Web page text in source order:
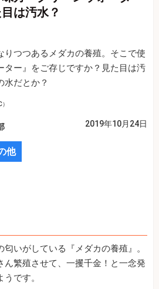
は汚水？
りつつあるメダカの養殖。そこで使
ター』をご存じですか？見た目は汚
水だとか？
2019年10月24日
他
いがしている『メダカの養殖』。
ん繁殖させて、一攫千金！と一念発
です。